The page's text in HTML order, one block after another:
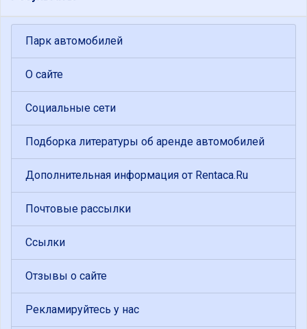
Парк автомобилей
О сайте
Социальные сети
Подборка литературы об аренде автомобилей
Дополнительная информация от Rentaca.Ru
Почтовые рассылки
Ссылки
Отзывы о сайте
Рекламируйтесь у нас